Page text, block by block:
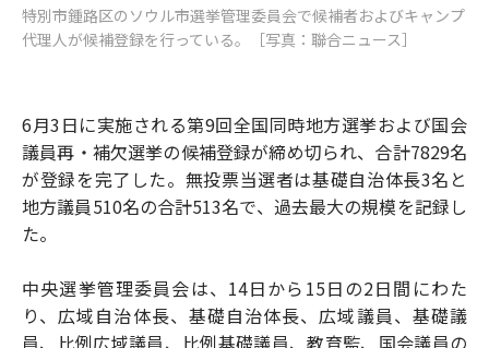
特別市鍾路区のソウル市選挙管理委員会で候補者およびキャンプ
代理人が候補登録を行っている。［写真：聯合ニュース］
6月3日に実施される第9回全国同時地方選挙および国会
議員再・補欠選挙の候補登録が締め切られ、合計7829名
が登録を完了した。無投票当選者は基礎自治体長3名と
地方議員510名の合計513名で、過去最大の規模を記録し
た。
中央選挙管理委員会は、14日から15日の2日間にわた
り、広域自治体長、基礎自治体長、広域議員、基礎議
員、比例広域議員、比例基礎議員、教育監、国会議員の